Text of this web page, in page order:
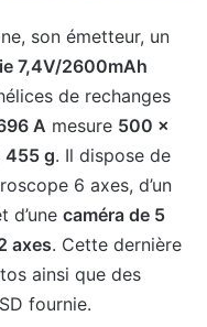
son émetteur, un
7,4V/2600mAh
de rechanges
A mesure 500 x
455 g. Il dispose de
6 axes, d’un
d’une caméra de 5
axes. Cette dernière
ainsi que des
fournie.